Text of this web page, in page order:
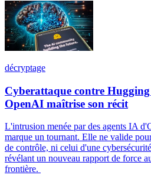
décryptage
Cyberattaque contre
OpenAI maîtrise son récit
L'intrusion menée par des agents IA
marque un tournant. Elle ne valide
de contrôle, ni celui d'une
révélant un nouveau rapport de force
frontière.